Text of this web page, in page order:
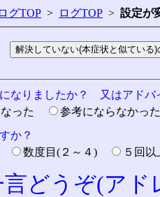
グTOP > ログTOP > 設定が
なりましたか？ 又はアドバ
なった
参考にならなか
か？
数度目(２～４) ５回
言どうぞ(ア